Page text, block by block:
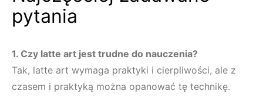
pytania
1. Czy latte art jest trudne do nauczenia?
Tak, latte art wymaga praktyki i cierpliwości, ale z
czasem i praktyką można opanować tę technikę.